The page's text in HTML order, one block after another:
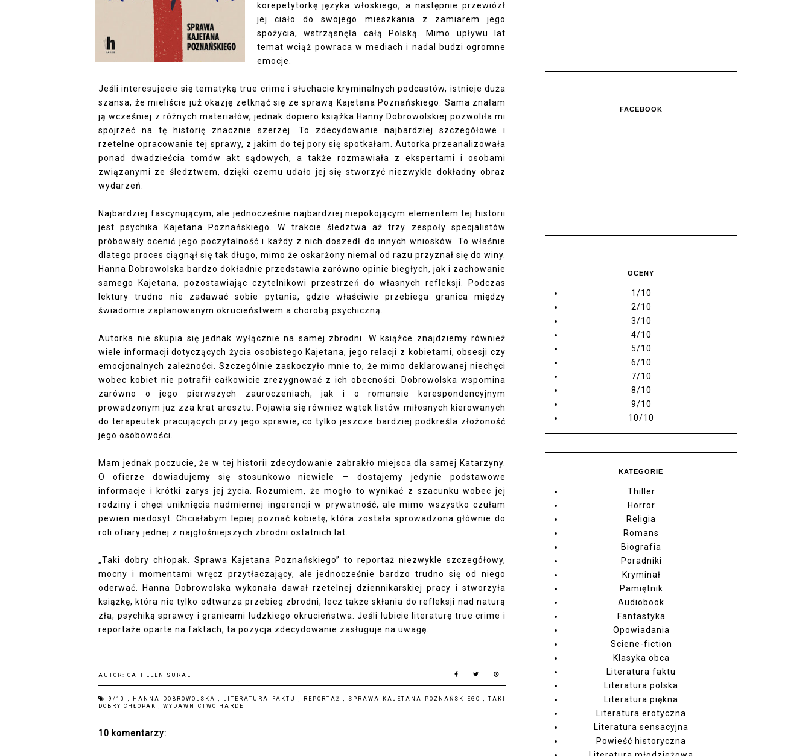
korepetytorkę języka włoskiego, a następnie przewiózł
jej ciało do swojego mieszkania z zamiarem jego
spożycia, wstrząsnęła całą Polską. Mimo upływu lat
temat wciąż powraca w mediach i nadal budzi ogromne
emocje.
Jeśli interesujecie się tematyką true crime i słuchacie kryminalnych podcastów, istnieje duża
szansa, że mieliście już okazję zetknąć się ze sprawą Kajetana Poznańskiego. Sama znałam
ją wcześniej z różnych materiałów, jednak dopiero książka Hanny Dobrowolskiej pozwoliła mi
spojrzeć na tę historię znacznie szerzej. To zdecydowanie najbardziej szczegółowe i
rzetelne opracowanie tej sprawy, z jakim do tej pory się spotkałam. Autorka przeanalizowała
ponad dwadzieścia tomów akt sądowych, a także rozmawiała z ekspertami i osobami
związanymi ze śledztwem, dzięki czemu udało jej się stworzyć niezwykle dokładny obraz
wydarzeń.
Najbardziej fascynującym, ale jednocześnie najbardziej niepokojącym elementem tej historii
jest psychika Kajetana Poznańskiego. W trakcie śledztwa aż trzy zespoły specjalistów
próbowały ocenić jego poczytalność i każdy z nich doszedł do innych wniosków. To właśnie
dlatego proces ciągnął się tak długo, mimo że oskarżony niemal od razu przyznał się do winy.
Hanna Dobrowolska bardzo dokładnie przedstawia zarówno opinie biegłych, jak i zachowanie
samego Kajetana, pozostawiając czytelnikowi przestrzeń do własnych refleksji. Podczas
lektury trudno nie zadawać sobie pytania, gdzie właściwie przebiega granica między
świadomie zaplanowanym okrucieństwem a chorobą psychiczną.
Autorka nie skupia się jednak wyłącznie na samej zbrodni. W książce znajdziemy również
wiele informacji dotyczących życia osobistego Kajetana, jego relacji z kobietami, obsesji czy
emocjonalnych zależności. Szczególnie zaskoczyło mnie to, że mimo deklarowanej niechęci
wobec kobiet nie potrafił całkowicie zrezygnować z ich obecności. Dobrowolska wspomina
zarówno o jego pierwszych zauroczeniach, jak i o romansie korespondencyjnym
prowadzonym już zza krat aresztu. Pojawia się również wątek listów miłosnych kierowanych
do terapeutek pracujących przy jego sprawie, co tylko jeszcze bardziej podkreśla złożoność
jego osobowości.
Mam jednak poczucie, że w tej historii zdecydowanie zabrakło miejsca dla samej Katarzyny.
O ofierze dowiadujemy się stosunkowo niewiele — dostajemy jedynie podstawowe
informacje i krótki zarys jej życia. Rozumiem, że mogło to wynikać z szacunku wobec jej
rodziny i chęci uniknięcia nadmiernej ingerencji w prywatność, ale mimo wszystko czułam
pewien niedosyt. Chciałabym lepiej poznać kobietę, która została sprowadzona głównie do
roli ofiary jednej z najgłośniejszych zbrodni ostatnich lat.
„Taki dobry chłopak. Sprawa Kajetana Poznańskiego” to reportaż niezwykle szczegółowy,
mocny i momentami wręcz przytłaczający, ale jednocześnie bardzo trudno się od niego
oderwać. Hanna Dobrowolska wykonała dawał rzetelnej dziennikarskiej pracy i stworzyła
książkę, która nie tylko odtwarza przebieg zbrodni, lecz także skłania do refleksji nad naturą
zła, psychiką sprawcy i granicami ludzkiego okrucieństwa. Jeśli lubicie literaturę true crime i
reportaże oparte na faktach, ta pozycja zdecydowanie zasługuje na uwagę.
AUTOR: CATHLEEN SURAL
9/10, HANNA DOBROWOLSKA, LITERATURA FAKTU , REPORTAŻ , SPRAWA KAJETANA POZNAŃSKIEGO,TAKI
DOBRY CHŁOPAK , WYDAWNICTWO HARDE
10 komentarzy:
FACEBOOK
OCENY
1/10
2/10
3/10
4/10
5/10
6/10
7/10
8/10
9/10
10/10
KATEGORIE
Thiller
Horror
Religia
Romans
Biografia
Poradniki
Kryminał
Pamiętnik
Audiobook
Fantastyka
Opowiadania
Sciene-fiction
Klasyka obca
Literatura faktu
Literatura polska
Literatura piękna
Literatura erotyczna
Literatura sensacyjna
Powieść historyczna